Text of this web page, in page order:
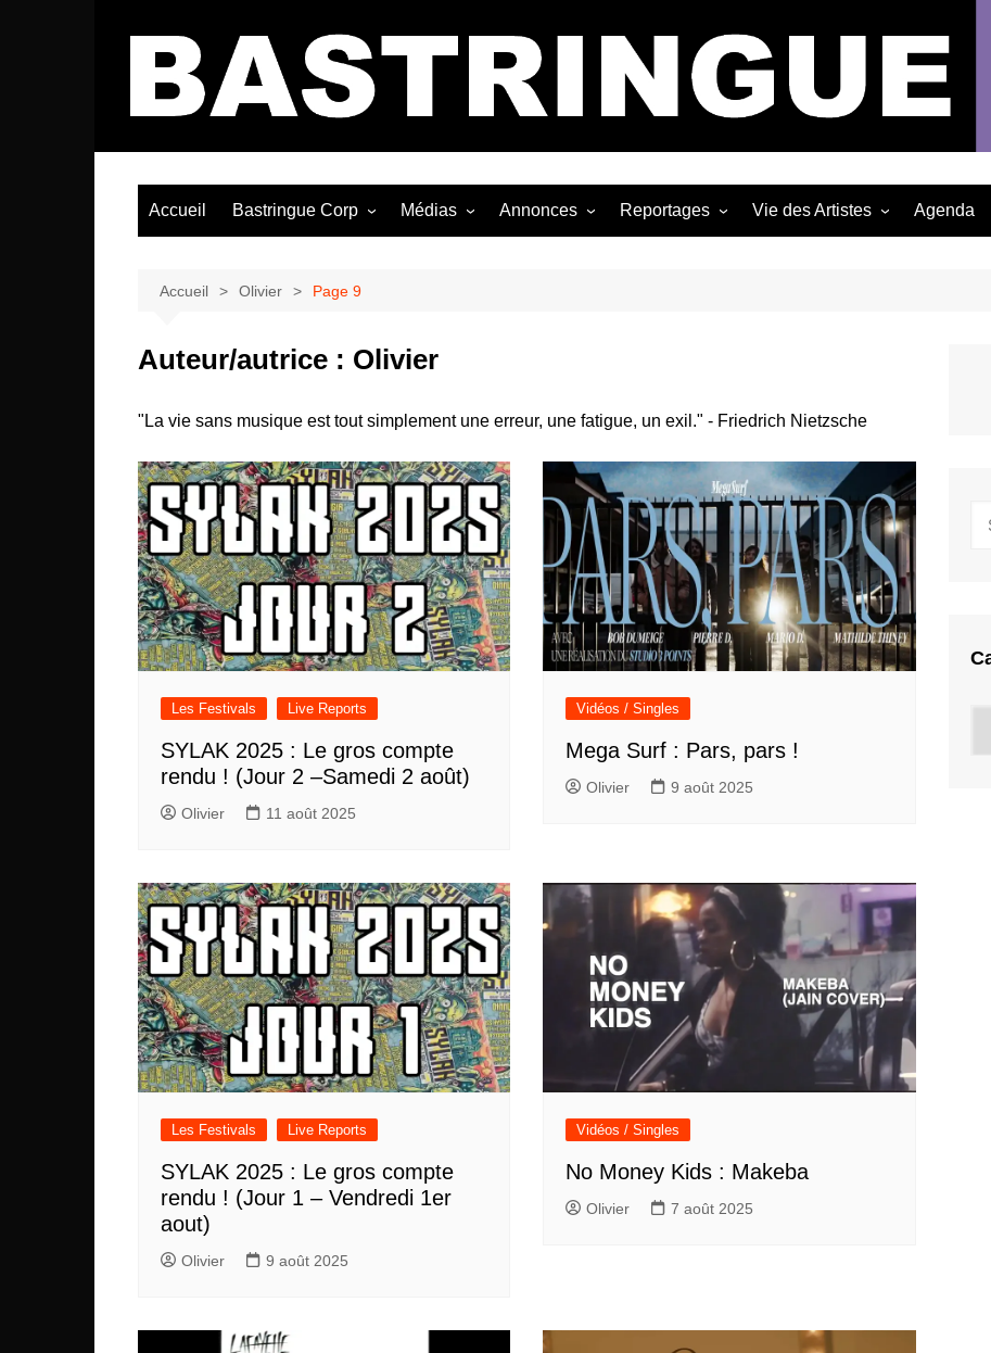
Bastringue Corp –
Accueil Bastringue Corp Médias Annonces Reportages Vie des Artistes Agenda
Accueil Olivier Page 9
Auteur/autrice : Olivier
"La vie sans musique est tout simplement une erreur, une fatigue, un exil." - Friedrich Nietzsche
Les Festivals Live Reports
SYLAK 2025 : Le gros compte
rendu ! (Jour 2 –Samedi 2 août)
Olivier 11 août 2025
Vidéos / Singles
Mega Surf : Pars, pars !
Olivier 9 août 2025
Les Festivals Live Reports
SYLAK 2025 : Le gros compte
rendu ! (Jour 1 – Vendredi 1er
aout)
Olivier 9 août 2025
Vidéos / Singles
No Money Kids : Makeba
Olivier 7 août 2025